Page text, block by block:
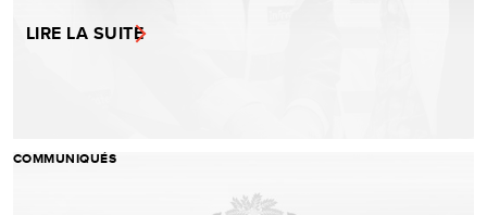
LIRE LA SUITE
COMMUNIQUÉS